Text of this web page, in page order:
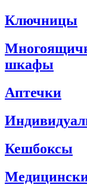
Ключницы
шкафы
Аптечки
Кешбоксы